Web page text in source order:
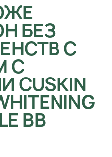
БЕЗ
С
С
CUSKIN
BB